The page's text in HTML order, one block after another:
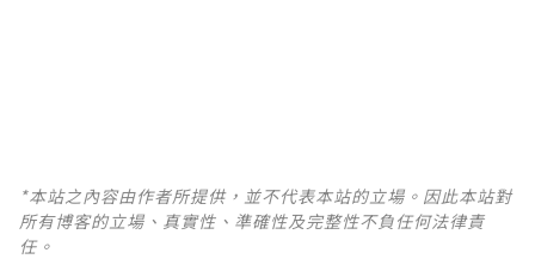
*本站之內容由作者所提供，並不代表本站的立場。因此本站對
所有博客的立場、真實性、準確性及完整性不負任何法律責
任。